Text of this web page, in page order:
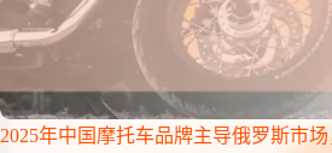
2025年中国摩托车品牌主导俄罗斯市